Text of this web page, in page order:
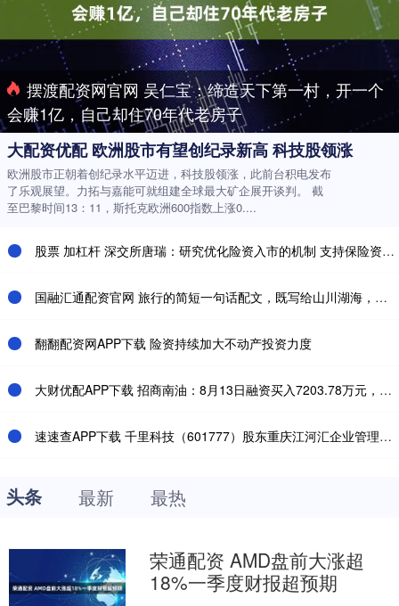
摆渡配资网官网 吴仁宝：缔造天下第一村，开一个
会赚1亿，自己却住70年代老房子
大配资优配 欧洲股市有望创纪录新高 科技股领涨
欧洲股市正朝着创纪录水平迈进，科技股领涨，此前台积电发布
了乐观展望。力拓与嘉能可就组建全球最大矿企展开谈判。 截
至巴黎时间13：11，斯托克欧洲600指数上涨0....
股票 加杠杆 深交所唐瑞：研究优化险资入市的机制 支持保险资金加大权益投资
国融汇通配资官网 旅行的简短一句话配文，既写给山川湖海，也写给自己
翻翻配资网APP下载 险资持续加大不动产投资力度
大财优配APP下载 招商南油：8月13日融资买入7203.78万元，融资融券余额6.32亿元
速速查APP下载 千里科技（601777）股东重庆江河汇企业管理有限责任公司质押8100万股，占总股本1.79%
头条 最新 最热
荣通配资 AMD盘前大涨超
18%一季度财报超预期